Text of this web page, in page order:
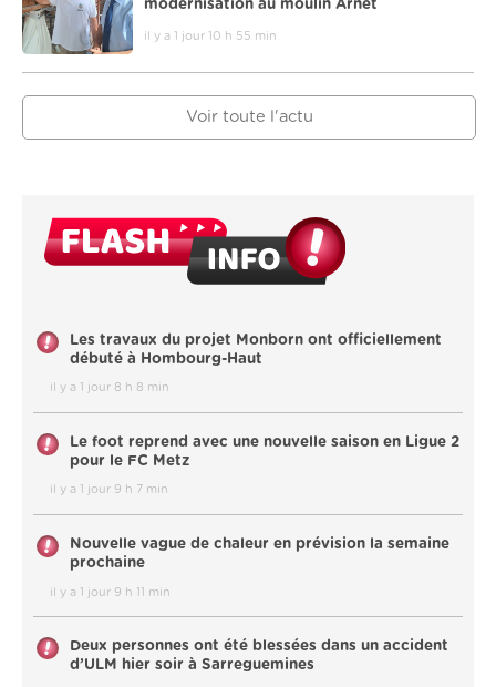
modernisation au moulin Arnet
il y a 1 jour 10 h 55 min
Voir toute l'actu
Les travaux du projet Monborn ont officiellement
débuté à Hombourg-Haut
il y a 1 jour 8 h 8 min
Le foot reprend avec une nouvelle saison en Ligue 2
pour le FC Metz
il y a 1 jour 9 h 7 min
Nouvelle vague de chaleur en prévision la semaine
prochaine
il y a 1 jour 9 h 11 min
Deux personnes ont été blessées dans un accident
d’ULM hier soir à Sarreguemines